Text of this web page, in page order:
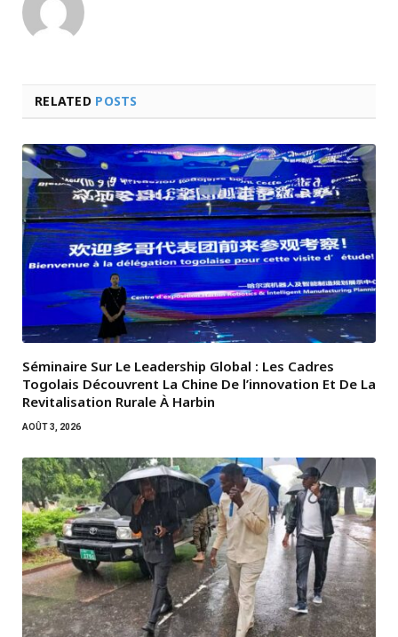
RELATED POSTS
Séminaire Sur Le Leadership Global : Les Cadres
Togolais Découvrent La Chine De l’innovation Et De La
Revitalisation Rurale À Harbin
AOÛT 3, 2026